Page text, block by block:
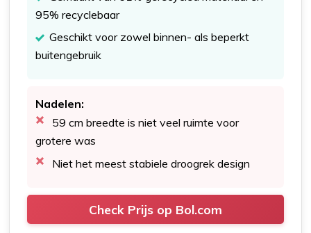
95% recyclebaar
Geschikt voor zowel binnen- als beperkt
buitengebruik
Nadelen:
59 cm breedte is niet veel ruimte voor
grotere was
Niet het meest stabiele droogrek design
Check Prijs op Bol.com